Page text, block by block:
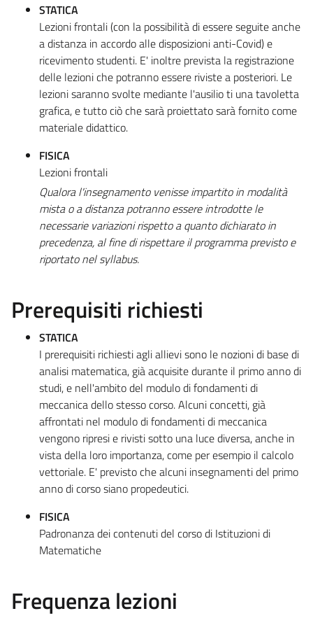
STATICA
Lezioni frontali (con la possibilità di essere seguite anche
a distanza in accordo alle disposizioni anti-Covid) e
ricevimento studenti. E' inoltre prevista la registrazione
delle lezioni che potranno essere riviste a posteriori. Le
lezioni saranno svolte mediante l'ausilio ti una tavoletta
grafica, e tutto ciò che sarà proiettato sarà fornito come
materiale didattico.
FISICA
Lezioni frontali
Qualora l'insegnamento venisse impartito in modalità
mista o a distanza potranno essere introdotte le
necessarie variazioni rispetto a quanto dichiarato in
precedenza, al fine di rispettare il programma previsto e
riportato nel syllabus.
Prerequisiti richiesti
STATICA
I prerequisiti richiesti agli allievi sono le nozioni di base di
analisi matematica, già acquisite durante il primo anno di
studi, e nell'ambito del modulo di fondamenti di
meccanica dello stesso corso. Alcuni concetti, già
affrontati nel modulo di fondamenti di meccanica
vengono ripresi e rivisti sotto una luce diversa, anche in
vista della loro importanza, come per esempio il calcolo
vettoriale. E' previsto che alcuni insegnamenti del primo
anno di corso siano propedeutici.
FISICA
Padronanza dei contenuti del corso di Istituzioni di
Matematiche
Frequenza lezioni